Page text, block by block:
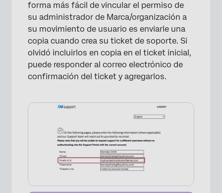
forma más fácil de vincular el permiso de
su administrador de Marca/organización a
su movimiento de usuario es enviarle una
copia cuando crea su ticket de soporte. Si
olvidó incluirlos en copia en el ticket inicial,
puede responder al correo electrónico de
confirmación del ticket y agregarlos.